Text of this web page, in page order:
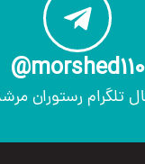
morshed110@
تلگرام رستوران